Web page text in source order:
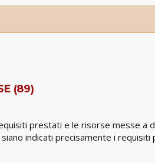
(89)
prestati e le risorse messe a
indicati precisamente i